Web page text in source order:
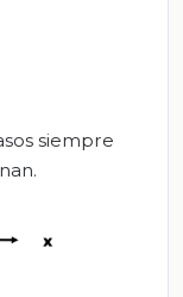
siempre